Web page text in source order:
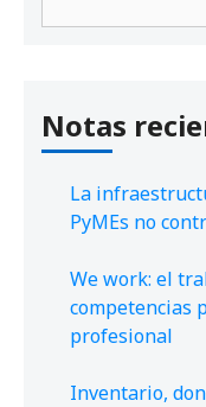
Notas
La
PyMEs no
We work: el
competencias
profesional
Inventario,